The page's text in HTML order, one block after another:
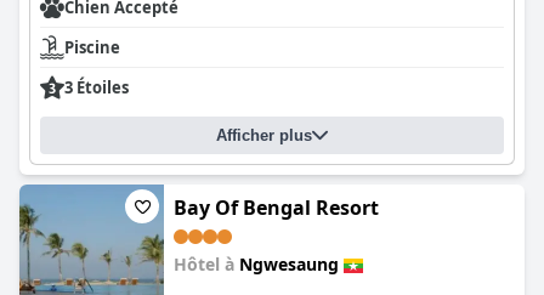
Chien Accepté
Piscine
3 Étoiles
Afficher plus
Bay Of Bengal Resort
Hôtel à Ngwesaung